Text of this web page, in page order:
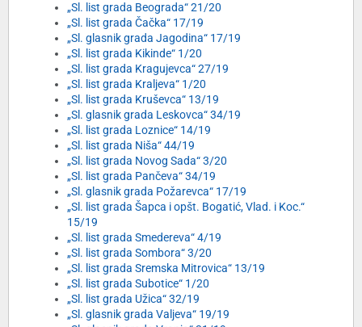
„Sl. list grada Beograda“ 21/20
„Sl. list grada Čačka“ 17/19
„Sl. glasnik grada Jagodina“ 17/19
„Sl. list grada Kikinde“ 1/20
„Sl. list grada Kragujevca“ 27/19
„Sl. list grada Kraljeva“ 1/20
„Sl. list grada Kruševca“ 13/19
„Sl. glasnik grada Leskovca“ 34/19
„Sl. list grada Loznice“ 14/19
„Sl. list grada Niša“ 44/19
„Sl. list grada Novog Sada“ 3/20
„Sl. list grada Pančeva“ 34/19
„Sl. glasnik grada Požarevca“ 17/19
„Sl. list grada Šapca i opšt. Bogatić, Vlad. i Koc.“
15/19
„Sl. list grada Smedereva“ 4/19
„Sl. list grada Sombora“ 3/20
„Sl. list grada Sremska Mitrovica“ 13/19
„Sl. list grada Subotice“ 1/20
„Sl. list grada Užica“ 32/19
„Sl. glasnik grada Valjeva“ 19/19